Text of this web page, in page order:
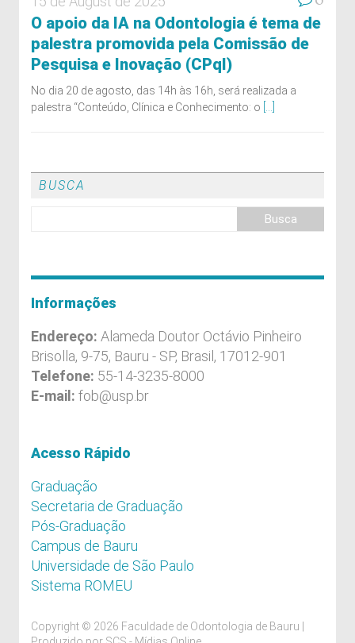
O apoio da IA na Odontologia é tema de
palestra promovida pela Comissão de
Pesquisa e Inovação (CPqI)
No dia 20 de agosto, das 14h às 16h, será realizada a
palestra “Conteúdo, Clínica e Conhecimento: o
BUSCA
Informações
Endereço: Alameda Doutor Octávio Pinheiro
Brisolla, 9-75, Bauru - SP, Brasil, 17012-901
Telefone: 55-14-3235-8000
E-mail: fob@usp.br
Acesso Rápido
Graduação
Secretaria de Graduação
Pós-Graduação
Campus de Bauru
Universidade de São Paulo
Sistema ROMEU
Copyright © 2026 Faculdade de Odontologia de Bauru |